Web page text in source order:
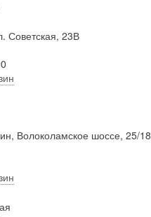
Советская, 23В
Волоколамское шоссе, 25/18